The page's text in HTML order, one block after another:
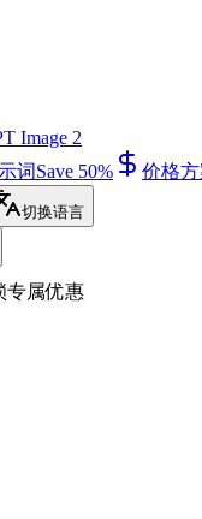
Image 2
词Save 50% 价格
切换语言
专属优惠